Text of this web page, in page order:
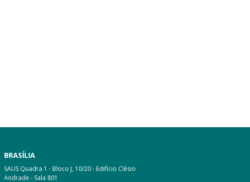
BRASÍLIA
SAUS Quadra 1 - Bloco J, 10/20 - Edifício Clésio
Andrade - Sala 801